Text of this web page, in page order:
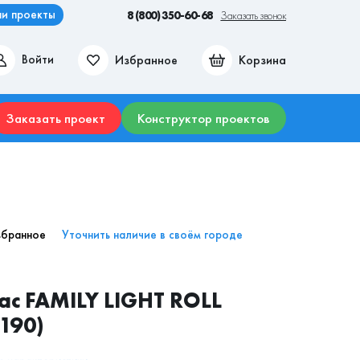
проекты 8 (800) 350-60-68 Заказать звонок
Войти Избранное Корзина
места Гостиные Прихожие Столы
Заказать проект Конструктор проектов
Уточнить наличие в своём городе
FAMILY LIGHT ROLL